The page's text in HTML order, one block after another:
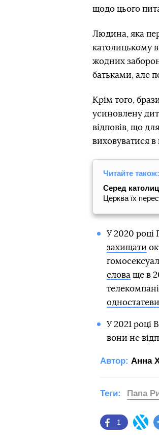
щодо цього
Людина, яка
католицькому
жодних
батьками, але
Крім того,
усиновлену
відповів, що
виховуватися в
Читайте також:
Серед
Церква їх
У 2020 році
захищати
слова ще в
У 2021 році
вони не
Автор: Анна
Facebook
1
Теги: Папа